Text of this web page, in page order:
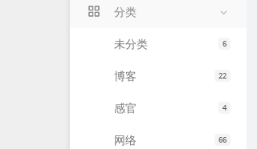
分类
6
未分类
22
博客
4
感官
66
网络